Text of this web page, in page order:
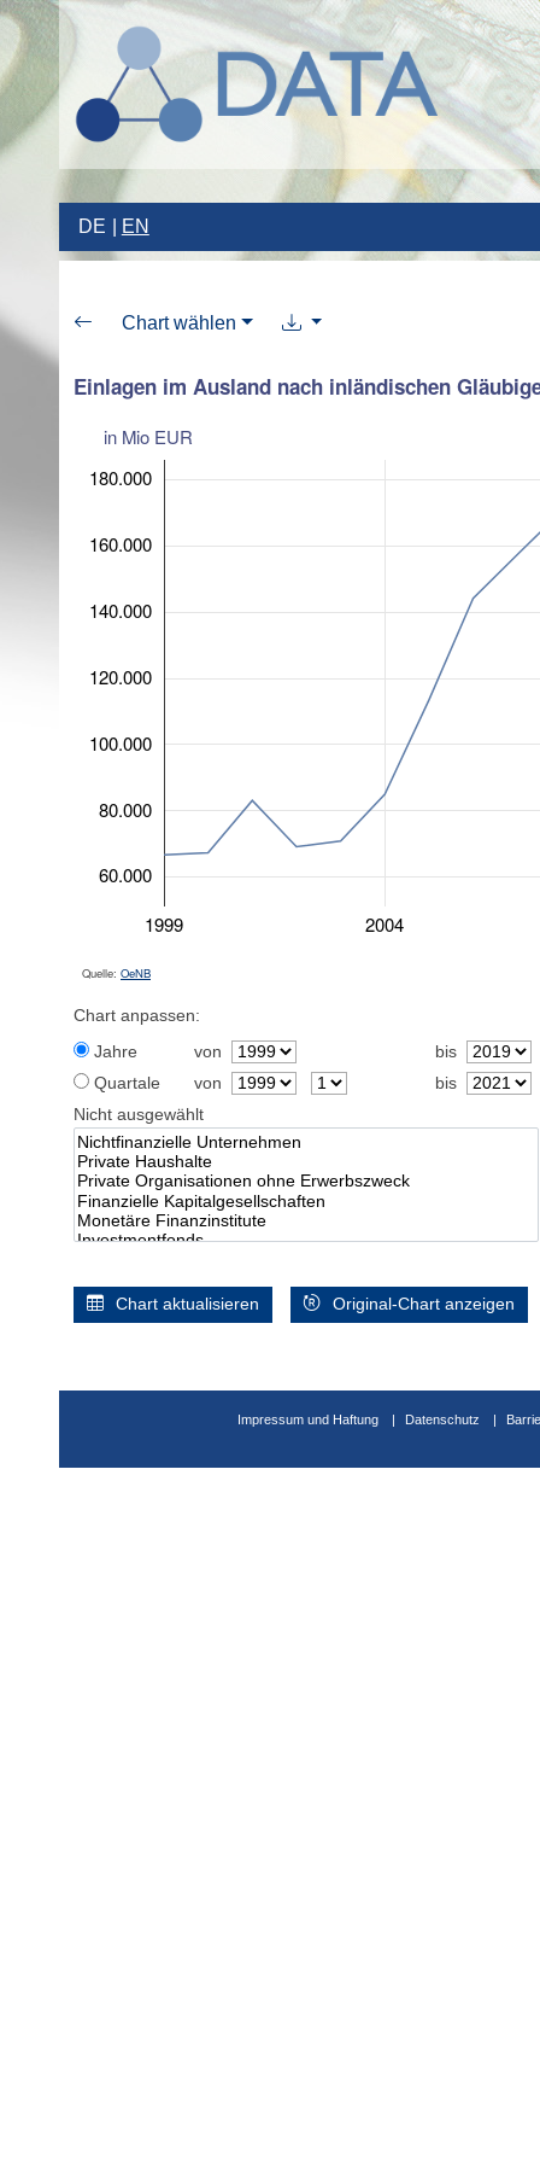
DE EN
Chart wählen
Einlagen im Ausland nach inländischen
in Mio EUR
1999 2004
60.000
80.000
100.000
120.000
140.000
160.000
180.000
Quelle: OeNB
Chart anpassen:
Jahre
von
bis
Quartale
von
bis
Nicht ausgewählt
Chart aktualisieren Original-Chart anzeigen
Impressum und Haftung Datenschutz